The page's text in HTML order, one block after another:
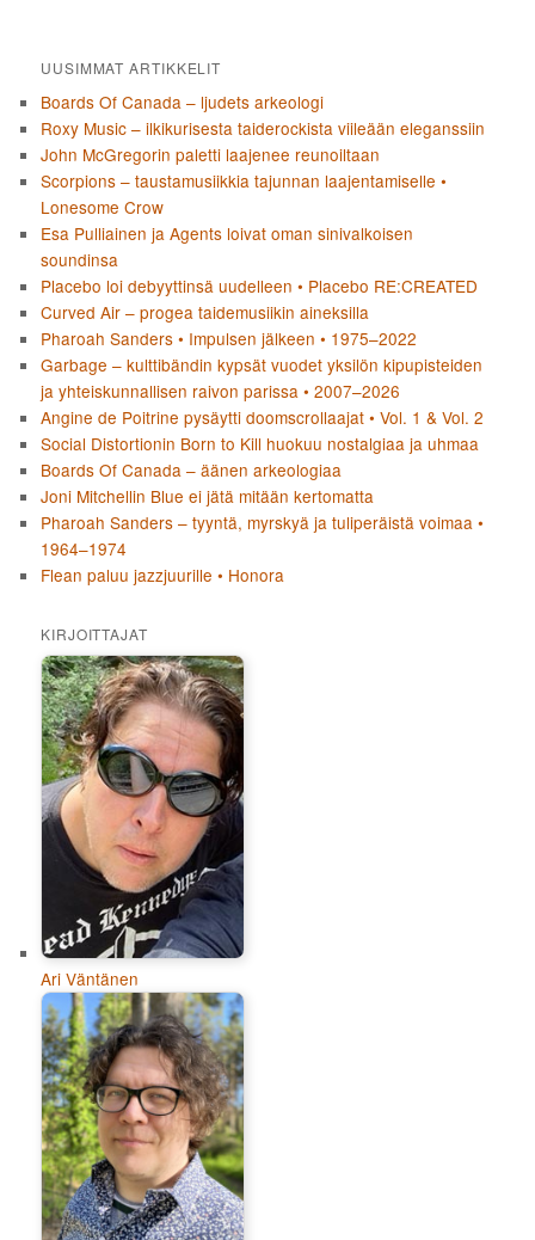
UUSIMMAT ARTIKKELIT
Boards Of Canada – ljudets arkeologi
Roxy Music – ilkikurisesta taiderockista viileään eleganssiin
John McGregorin paletti laajenee reunoiltaan
Scorpions – taustamusiikkia tajunnan laajentamiselle •
Lonesome Crow
Esa Pulliainen ja Agents loivat oman sinivalkoisen
soundinsa
Placebo loi debyyttinsä uudelleen • Placebo RE:CREATED
Curved Air – progea taidemusiikin aineksilla
Pharoah Sanders • Impulsen jälkeen • 1975–2022
Garbage – kulttibändin kypsät vuodet yksilön kipupisteiden
ja yhteiskunnallisen raivon parissa • 2007–2026
Angine de Poitrine pysäytti doomscrollaajat • Vol. 1 & Vol. 2
Social Distortionin Born to Kill huokuu nostalgiaa ja uhmaa
Boards Of Canada – äänen arkeologiaa
Joni Mitchellin Blue ei jätä mitään kertomatta
Pharoah Sanders – tyyntä, myrskyä ja tuliperäistä voimaa •
1964–1974
Flean paluu jazzjuurille • Honora
KIRJOITTAJAT
Ari Väntänen